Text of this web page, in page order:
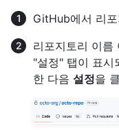
GitHub에서 리
리포지토리 이름
"설정" 탭이 표시
한 다음 설정을